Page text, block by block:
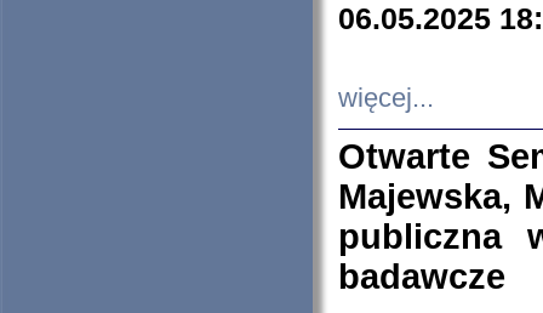
06.05.2025
więcej...
Otwarte
Majewska,
publiczna
badawcze